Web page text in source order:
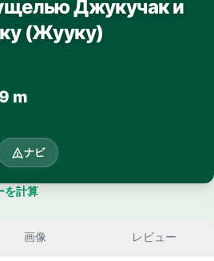
Джукучак и
(Жууку)
m
ナビ
を計算
画像 レビュー